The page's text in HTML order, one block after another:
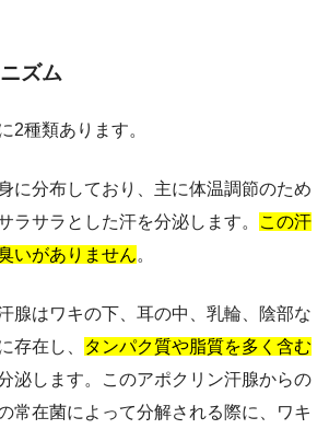
ズム
2種類あります。
に分布しており、主に体温調節のため
ラサラとした汗を分泌します。
この汗
いがありません。
腺はワキの下、耳の中、乳輪、陰部な
存在し、
タンパク質や脂質を多く含む
泌します。このアポクリン汗腺からの
常在菌によって分解される際に、ワキ